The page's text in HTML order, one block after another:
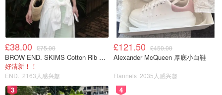
£38.00 £75.00
BROW END. SKIMS Cotton Rib 长款背心连衣裙 薄荷绿
好清新！！
END. 2163人感兴趣
£121.50 £450.00
Alexander McQueen 厚底小白鞋
Flannels 2035人感兴趣
3 4